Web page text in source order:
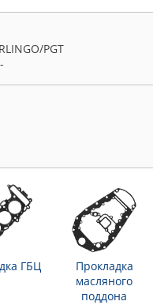
PGT
ГБЦ
Прокладка
масляного
поддона